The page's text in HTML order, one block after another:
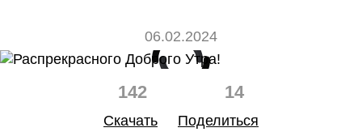
06.02.2024
142 14
Скачать
Поделиться